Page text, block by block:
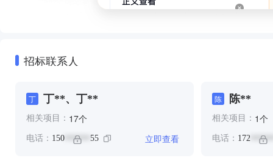
招标联系人
丁 丁**、丁**
相关项目： 17个
电话： 150 ****** 55 立即查看
陈 陈**
相关项目： 1个
电话： 172